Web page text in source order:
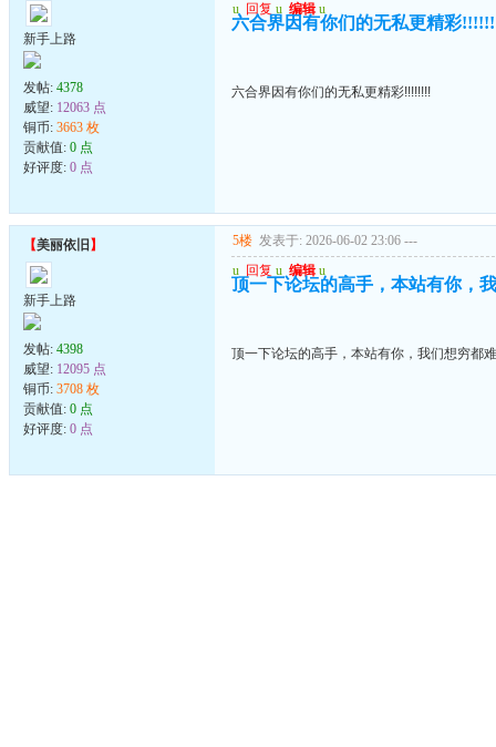
新手上路
发帖: 4378
威望: 12063 点
铜币: 3663 枚
贡献值: 0 点
好评度: 0 点
u 回复 u 编辑 u
六合界因有你们的无私更精彩
六合界因有你们的无私更精彩!!!!!!!!
【美丽依旧 】
新手上路
发帖: 4398
威望: 12095 点
铜币: 3708 枚
贡献值: 0 点
好评度: 0 点
5楼 发表于: 2026-06-02 23:06 ---
u 回复 u 编辑 u
顶一下论坛的高手，本站有你，
顶一下论坛的高手，本站有你，我们想穷都